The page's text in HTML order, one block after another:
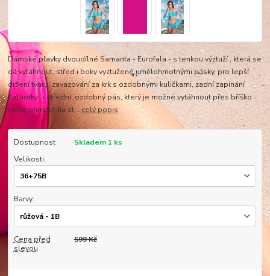
Dámské plavky dvoudílné Samanta - Eurofala - s tenkou výztuží , která se
dá vytáhnout, střed i boky vyztužené umělohmotnými pásky, pro lepší
držení tvaru, zavazování za krk s ozdobnými kuličkami, zadní zapínání
Kalhotky: - střední, ozdobný pás, který je možné vytáhnout přes bříško
nebo ohrnout na st...celý popis
Dostupnost
Skladem 1 ks
Velikosti:
Barvy:
Cena před
slevou
599 Kč